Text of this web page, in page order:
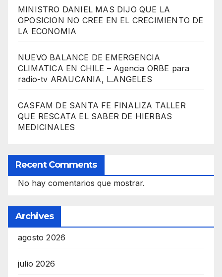
MINISTRO DANIEL MAS DIJO QUE LA
OPOSICION NO CREE EN EL CRECIMIENTO DE
LA ECONOMIA
NUEVO BALANCE DE EMERGENCIA
CLIMATICA EN CHILE – Agencia ORBE para
radio-tv ARAUCANIA, L.ANGELES
CASFAM DE SANTA FE FINALIZA TALLER
QUE RESCATA EL SABER DE HIERBAS
MEDICINALES
Recent Comments
No hay comentarios que mostrar.
Archives
agosto 2026
julio 2026